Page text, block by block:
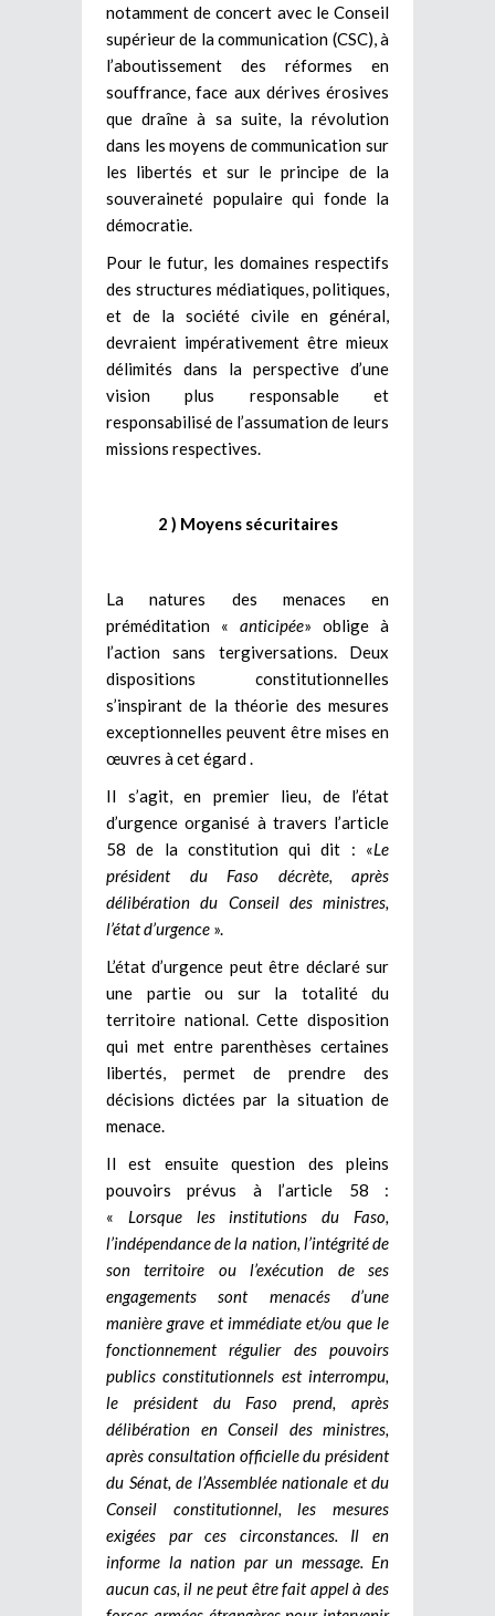
notamment de concert avec le Conseil
supérieur de la communication (CSC), à
l’aboutissement des réformes en
souffrance, face aux dérives érosives
que draîne à sa suite, la révolution
dans les moyens de communication sur
les libertés et sur le principe de la
souveraineté populaire qui fonde la
démocratie.
Pour le futur, les domaines respectifs
des structures médiatiques, politiques,
et de la société civile en général,
devraient impérativement être mieux
délimités dans la perspective d’une
vision plus responsable et
responsabilisé de l’assumation de leurs
missions respectives.
2 ) Moyens sécuritaires
La natures des menaces en
préméditation « anticipée» oblige à
l’action sans tergiversations. Deux
dispositions constitutionnelles
s’inspirant de la théorie des mesures
exceptionnelles peuvent être mises en
œuvres à cet égard .
Il s’agit, en premier lieu, de l’état
d’urgence organisé à travers l’article
58 de la constitution qui dit : «Le
président du Faso décrète, après
délibération du Conseil des ministres,
l’état d’urgence ».
L’état d’urgence peut être déclaré sur
une partie ou sur la totalité du
territoire national. Cette disposition
qui met entre parenthèses certaines
libertés, permet de prendre des
décisions dictées par la situation de
menace.
Il est ensuite question des pleins
pouvoirs prévus à l’article 58 :
« Lorsque les institutions du Faso,
l’indépendance de la nation, l’intégrité de
son territoire ou l’exécution de ses
engagements sont menacés d’une
manière grave et immédiate et/ou que le
fonctionnement régulier des pouvoirs
publics constitutionnels est interrompu,
le président du Faso prend, après
délibération en Conseil des ministres,
après consultation officielle du président
du Sénat, de l’Assemblée nationale et du
Conseil constitutionnel, les mesures
exigées par ces circonstances. Il en
informe la nation par un message. En
aucun cas, il ne peut être fait appel à des